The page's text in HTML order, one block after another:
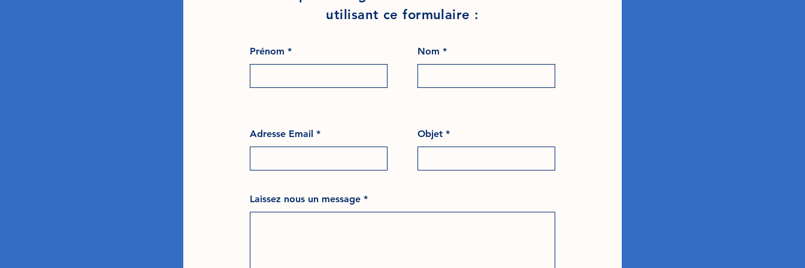
utilisant ce formulaire :
Prénom Nom
Adresse Email Objet
Laissez nous un message